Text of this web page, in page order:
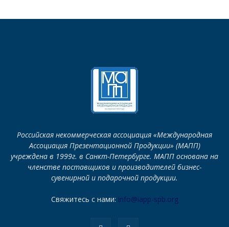
Российская некоммерческая ассоциация «Международная
Ассоциация Презентационной Продукции» (МАПП)
учреждена в 1999г. в Санкт-Петербурге. МАПП основана на
членстве поставщиков и производителей бизнес-
сувенирной и подарочной продукции.
Свяжитесь с нами: info@iapp-spb.org